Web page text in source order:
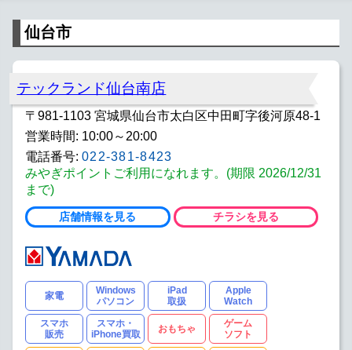
仙台市
テックランド仙台南店
〒981-1103 宮城県仙台市太白区中田町字後河原48-1
営業時間: 10:00～20:00
電話番号: 022-381-8423
みやぎポイントご利用になれます。(期限 2026/12/31
まで)
店舗情報を見る チラシを見る
家電
Windows
パソコン
iPad
取扱
Apple
Watch
スマホ
販売
スマホ・
iPhone買取
おもちゃ
ゲーム
ソフト